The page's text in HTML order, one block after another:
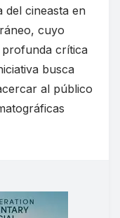
del cineasta en
cuyo
crítica
busca
al público